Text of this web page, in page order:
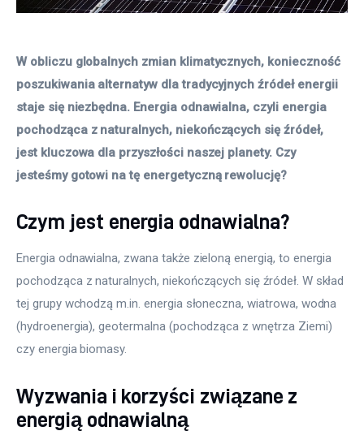
W obliczu globalnych zmian klimatycznych, konieczność
poszukiwania alternatyw dla tradycyjnych źródeł energii
staje się niezbędna. Energia odnawialna, czyli energia
pochodząca z naturalnych, niekończących się źródeł,
jest kluczowa dla przyszłości naszej planety. Czy
jesteśmy gotowi na tę energetyczną rewolucję?
Czym jest energia odnawialna?
Energia odnawialna, zwana także zieloną energią, to energia
pochodząca z naturalnych, niekończących się źródeł. W skład
tej grupy wchodzą m.in. energia słoneczna, wiatrowa, wodna
(hydroenergia), geotermalna (pochodząca z wnętrza Ziemi)
czy energia biomasy.
Wyzwania i korzyści związane z
energią odnawialną